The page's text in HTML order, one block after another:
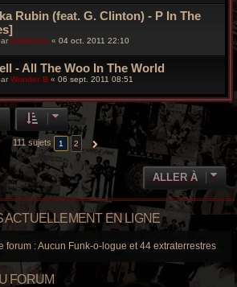
Rubin (feat. G. Clinton) - P In The
funkiness « 04 oct. 2011 22:10
- All The Woo In The World
Wonder B « 06 sept. 2011 08:51
111 sujets 1 2 SUIVANTE
ALLER À
ACTUELLEMENT EN LIGNE
forum : Aucun Funk-o-logue et 44 extraterrestres
FORUM